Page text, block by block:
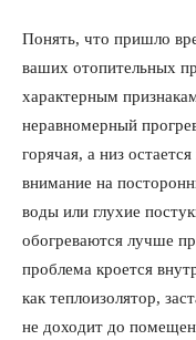
Понять, что пришло
ваших отопительных
характерным
неравномерный
горячая, а низ
внимание на
воды или глухие
обогреваются лучше
проблема кроется
как теплоизолятор,
не доходит до